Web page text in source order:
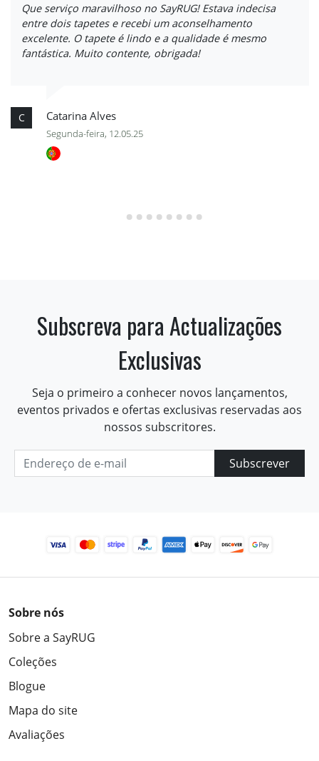
Que serviço maravilhoso no SayRUG! Estava indecisa
entre dois tapetes e recebi um aconselhamento
excelente. O tapete é lindo e a qualidade é mesmo
fantástica. Muito contente, obrigada!
C Catarina Alves
Segunda-feira, 12.05.25
Subscreva para Actualizações
Exclusivas
Seja o primeiro a conhecer novos lançamentos,
eventos privados e ofertas exclusivas reservadas aos
nossos subscritores.
Subscrever
Sobre nós
Sobre a SayRUG
Coleções
Blogue
Mapa do site
Avaliações